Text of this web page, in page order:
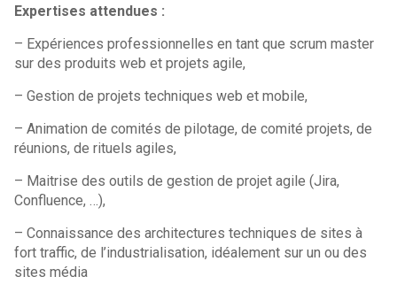
Expertises attendues :
– Expériences professionnelles en tant que scrum master
sur des produits web et projets agile,
– Gestion de projets techniques web et mobile,
– Animation de comités de pilotage, de comité projets, de
réunions, de rituels agiles,
– Maitrise des outils de gestion de projet agile (Jira,
Confluence, …),
– Connaissance des architectures techniques de sites à
fort traffic, de l’industrialisation, idéalement sur un ou des
sites média